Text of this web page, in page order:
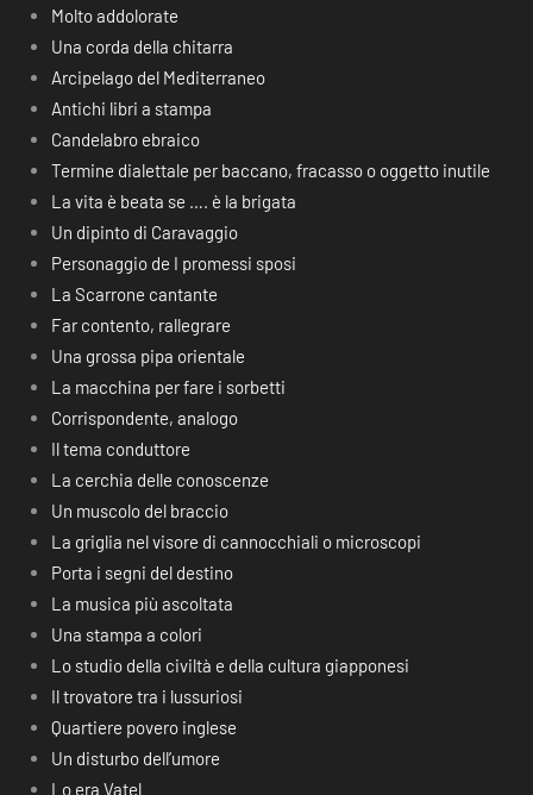
Molto addolorate
Una corda della chitarra
Arcipelago del Mediterraneo
Antichi libri a stampa
Candelabro ebraico
Termine dialettale per baccano, fracasso o oggetto inutile
La vita è beata se …. è la brigata
Un dipinto di Caravaggio
Personaggio de I promessi sposi
La Scarrone cantante
Far contento, rallegrare
Una grossa pipa orientale
La macchina per fare i sorbetti
Corrispondente, analogo
Il tema conduttore
La cerchia delle conoscenze
Un muscolo del braccio
La griglia nel visore di cannocchiali o microscopi
Porta i segni del destino
La musica più ascoltata
Una stampa a colori
Lo studio della civiltà e della cultura giapponesi
Il trovatore tra i lussuriosi
Quartiere povero inglese
Un disturbo dell’umore
Lo era Vatel